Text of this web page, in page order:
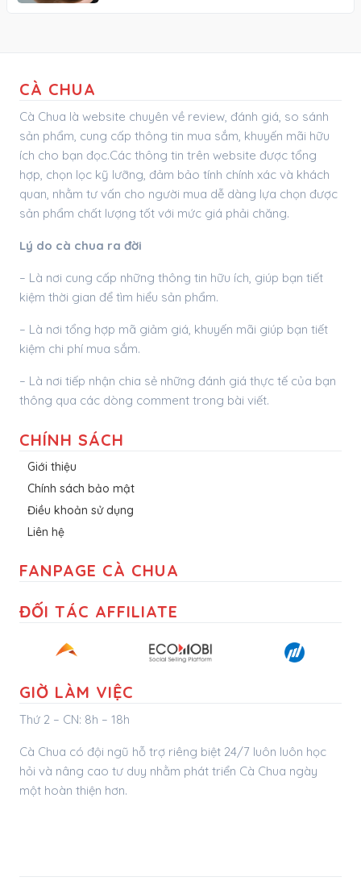
CÀ CHUA
Cà Chua là website chuyên về review, đánh giá, so sánh
sản phẩm, cung cấp thông tin mua sắm, khuyến mãi hữu
ích cho bạn đọc.Các thông tin trên website được tổng
hợp, chọn lọc kỹ lưỡng, đảm bảo tính chính xác và khách
quan, nhằm tư vấn cho người mua dễ dàng lựa chọn được
sản phẩm chất lượng tốt với mức giá phải chăng.
Lý do cà chua ra đời
– Là nơi cung cấp những thông tin hữu ích, giúp bạn tiết
kiệm thời gian để tìm hiểu sản phẩm.
– Là nơi tổng hợp mã giảm giá, khuyến mãi giúp bạn tiết
kiệm chi phí mua sắm.
– Là nơi tiếp nhận chia sẻ những đánh giá thực tế của bạn
thông qua các dòng comment trong bài viết.
CHÍNH SÁCH
Giới thiệu
Chính sách bảo mật
Điều khoản sử dụng
Liên hệ
FANPAGE CÀ CHUA
ĐỐI TÁC AFFILIATE
GIỜ LÀM VIỆC
Thứ 2 – CN: 8h – 18h
Cà Chua có đội ngũ hỗ trợ riêng biệt 24/7 luôn luôn học
hỏi và nâng cao tư duy nhằm phát triển Cà Chua ngày
một hoàn thiện hơn.